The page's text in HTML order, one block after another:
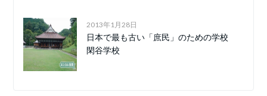
2013年1月28日
日本で最も古い「庶民」のための学校
閑谷学校